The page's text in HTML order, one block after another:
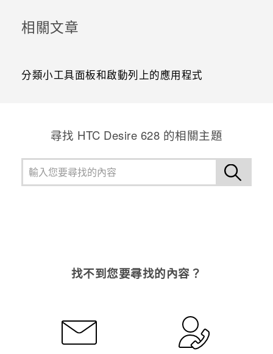
相關文章
分類小工具面板和啟動列上的應用程式
尋找 HTC Desire 628 的相關主題
找不到您要尋找的內容？